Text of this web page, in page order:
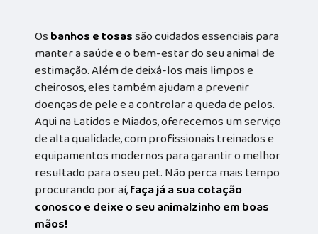
Osbanhos e tosassão cuidados essenciais para
manter a saúde e o bem-estar do seu animal de
estimação. Além de deixá-los mais limpos e
cheirosos, eles também ajudam a prevenir
doenças de pele e a controlar a queda de pelos.
Aqui na Latidos e Miados, oferecemos um serviço
de alta qualidade, com profissionais treinados e
equipamentos modernos para garantir o melhor
resultado para o seu pet. Não perca mais tempo
procurando por aí,faça já a sua cotação
conosco e deixe o seu animalzinho em boas
mãos!